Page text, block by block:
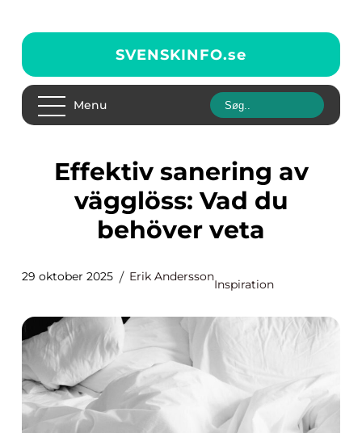
SVENSKINFO.se
Menu
Effektiv sanering av
vägglöss: Vad du
behöver veta
29 oktober 2025 Erik Andersson
Inspiration